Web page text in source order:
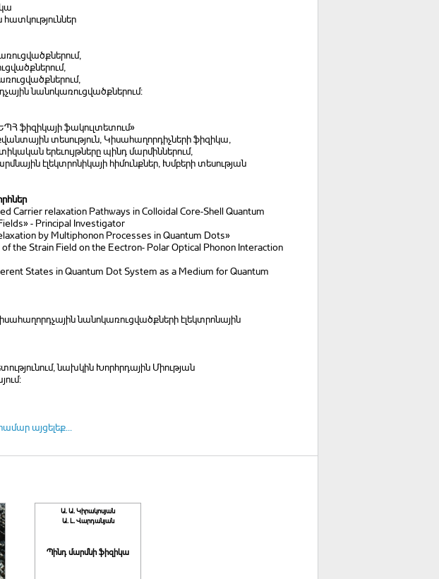
նանոկառուցվածքներում:
ֆիզիկայի ֆակուլտետում»
տեսություն, Կիսահաղորդիչների ֆիզիկա,
երեւույթները պինդ մարմիններում,
էլեկտրոնիկայի հիմունքներ, Խմբերի տեսության
Carrier relaxation Pathways in Colloidal Core-Shell Quantum
- Principal Investigator
by Multiphonon Processes in Quantum Dots»
the Strain Field on the Eectron- Polar Optical Phonon Interaction
States in Quantum Dot System as a Medium for Quantum
նանոկառուցվածքների էլեկտրոնային
նախկին Խորհրդային Միության
այցելեք...
Ա. Ա. Կիրակոսյան
Ա. Լ. Վարդանյան
Պինդ մարմնի ֆիզիկա